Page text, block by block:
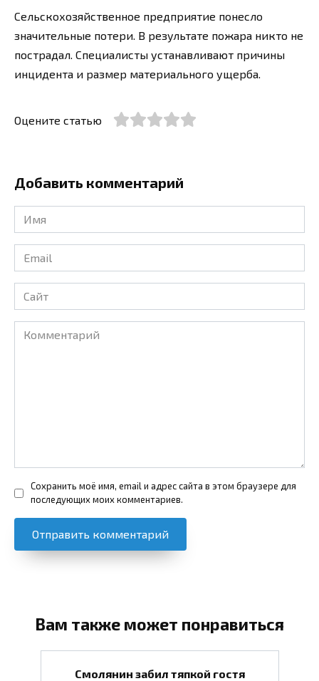
Сельскохозяйственное предприятие понесло
значительные потери. В результате пожара никто не
пострадал. Специалисты устанавливают причины
инцидента и размер материального ущерба.
Оцените статью
Добавить комментарий
Имя
*
Email
*
Сайт
Комментарий
Сохранить моё имя, email и адрес сайта в этом браузере для
последующих моих комментариев.
Вам также может понравиться
Смолянин забил тяпкой гостя